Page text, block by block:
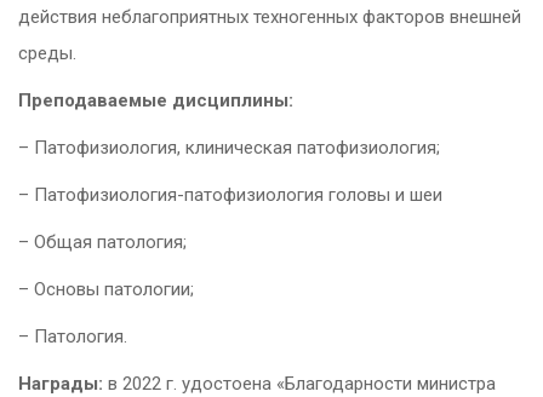
действия неблагоприятных техногенных факторов внешней
среды.
Преподаваемые дисциплины:
– Патофизиология, клиническая патофизиология;
– Патофизиология-патофизиология головы и шеи
– Общая патология;
– Основы патологии;
– Патология.
Награды: в 2022 г. удостоена «Благодарности министра